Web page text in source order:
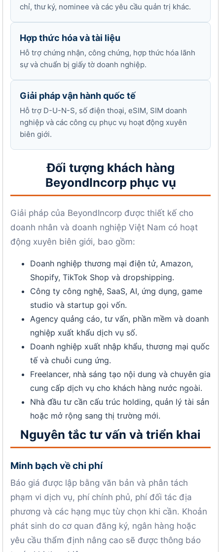
chỉ, thư ký, nominee và các yêu cầu quản trị khác.
Hợp thức hóa và tài liệu
Hỗ trợ chứng nhận, công chứng, hợp thức hóa lãnh
sự và chuẩn bị giấy tờ doanh nghiệp.
Giải pháp vận hành quốc tế
Hỗ trợ D-U-N-S, số điện thoại, eSIM, SIM doanh
nghiệp và các công cụ phục vụ hoạt động xuyên
biên giới.
Đối tượng khách hàng
BeyondIncorp phục vụ
Giải pháp của BeyondIncorp được thiết kế cho
doanh nhân và doanh nghiệp Việt Nam có hoạt
động xuyên biên giới, bao gồm:
Doanh nghiệp thương mại điện tử, Amazon,
Shopify, TikTok Shop và dropshipping.
Công ty công nghệ, SaaS, AI, ứng dụng, game
studio và startup gọi vốn.
Agency quảng cáo, tư vấn, phần mềm và doanh
nghiệp xuất khẩu dịch vụ số.
Doanh nghiệp xuất nhập khẩu, thương mại quốc
tế và chuỗi cung ứng.
Freelancer, nhà sáng tạo nội dung và chuyên gia
cung cấp dịch vụ cho khách hàng nước ngoài.
Nhà đầu tư cần cấu trúc holding, quản lý tài sản
hoặc mở rộng sang thị trường mới.
Nguyên tắc tư vấn và triển khai
Minh bạch về chi phí
Báo giá được lập bằng văn bản và phân tách
phạm vi dịch vụ, phí chính phủ, phí đối tác địa
phương và các hạng mục tùy chọn khi cần. Khoản
phát sinh do cơ quan đăng ký, ngân hàng hoặc
yêu cầu thẩm định nâng cao sẽ được thông báo